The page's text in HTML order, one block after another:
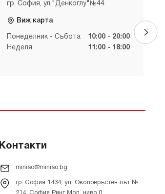
гр. София, ул."Денкоглу"№44
Виж карта
Понеделник - Събота
10:00 - 20:00
Неделя
11:00 - 18:00
Контакти
miniso@miniso.bg
гр. София 1434, ул. Околовръстен път №